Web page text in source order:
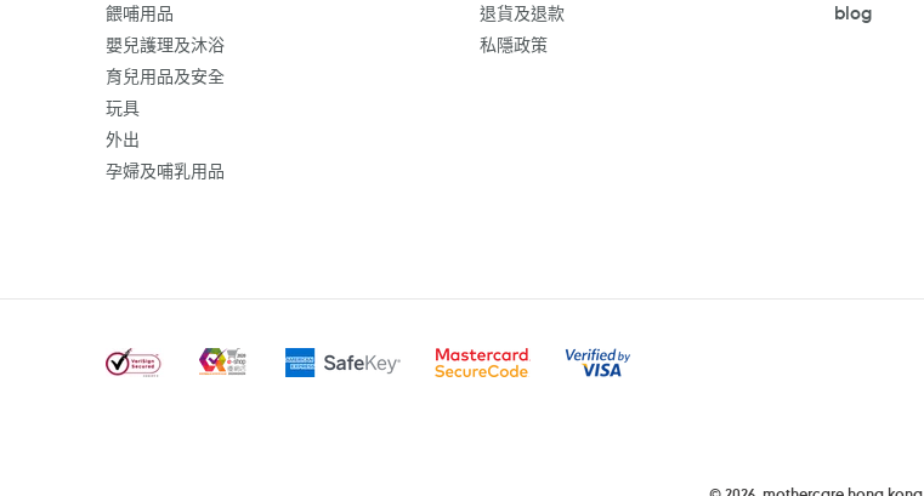
餵哺用品
嬰兒護理及沐浴
育兒用品及安全
玩具
外出
孕婦及哺乳用品
退貨及退款
私隱政策
blog